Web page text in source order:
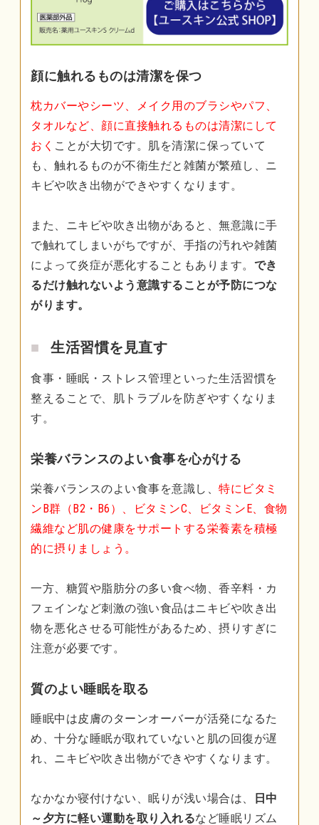
顔に触れるものは清潔を保つ
枕カバーやシーツ、メイク用のブラシやパフ、
タオルなど、顔に直接触れるものは清潔にして
おく ことが大切です。肌を清潔に保っていて
も、触れるものが不衛生だと雑菌が繁殖し、ニ
キビや吹き出物ができやすくなります。
また、ニキビや吹き出物があると、無意識に手
で触れてしまいがちですが、手指の汚れや雑菌
によって炎症が悪化することもあります。 でき
るだけ触れないよう意識することが予防につな
がります。
生活習慣を見直す
食事・睡眠・ストレス管理といった生活習慣を
整えることで、肌トラブルを防ぎやすくなりま
す。
栄養バランスのよい食事を心がける
栄養バランスのよい食事を意識し、 特にビタミ
ンB群（B2・B6）、ビタミンC、ビタミンE、食物
繊維など肌の健康をサポートする栄養素を積極
的に摂りましょう。
一方、糖質や脂肪分の多い食べ物、香辛料・カ
フェインなど刺激の強い食品はニキビや吹き出
物を悪化させる可能性があるため、摂りすぎに
注意が必要です。
質のよい睡眠を取る
睡眠中は皮膚のターンオーバーが活発になるた
め、十分な睡眠が取れていないと肌の回復が遅
れ、ニキビや吹き出物ができやすくなります。
なかなか寝付けない、眠りが浅い場合は、
日中
～夕方に軽い運動を取り入れるなど睡眠リズム